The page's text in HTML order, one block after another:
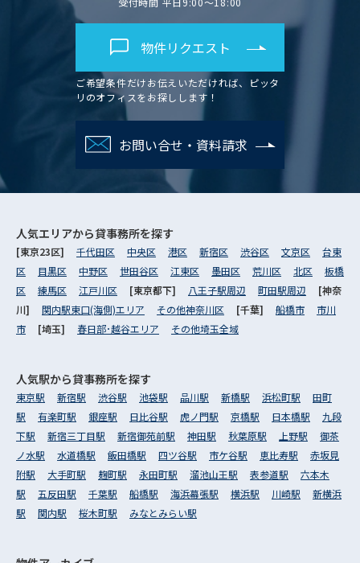
物件リクエスト
ご希望条件だけお伝えいただければ、ピッタ
リのオフィスをお探しします！
お問い合せ・資料請求
人気エリアから貸事務所を探す
[東京23区] 千代田区 中央区 港区 新宿区 渋谷区 文京区
台東
区
目黒区 中野区 世田谷区 江東区 墨田区 荒川区 北区
板橋
区
練馬区 江戸川区 [東京都下] 八王子駅周辺 町田駅周辺
[神奈
川] 関内駅東口(海側)エリア その他神奈川区 [千葉] 船橋市
市川
市
[埼玉] 春日部･越谷エリア その他埼玉全域
人気駅から貸事務所を探す
東京駅 新宿駅 渋谷駅 池袋駅 品川駅 新橋駅 浜松町駅
田町
駅
有楽町駅 銀座駅 日比谷駅 虎ノ門駅 京橋駅 日本橋駅
九段
下駅
新宿三丁目駅 新宿御苑前駅 神田駅 秋葉原駅 上野駅
御茶
ノ水駅
水道橋駅 飯田橋駅 四ツ谷駅 市ケ谷駅 恵比寿駅
赤坂見
附駅
大手町駅 麹町駅 永田町駅 溜池山王駅 表参道駅
六本木
駅
五反田駅 千葉駅 船橋駅 海浜幕張駅 横浜駅 川崎駅
新横浜
駅
関内駅 桜木町駅 みなとみらい駅